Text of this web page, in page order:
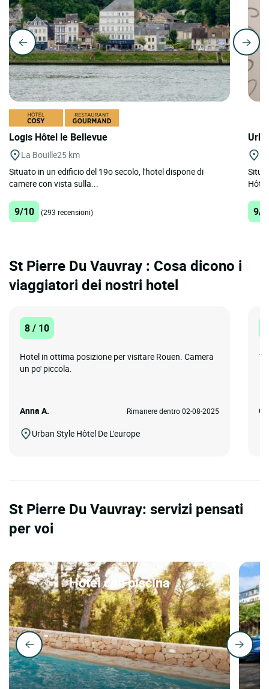
Logis Hôtel le Bellevue
La Bouille25 km
Situato in un edificio del 19o secolo, l'hotel dispone di
camere con vista sulla...
9/10 (293 recensioni) 9/
St Pierre Du Vauvray : Cosa dicono i
viaggiatori dei nostri hotel
8 / 10
Hotel in ottima posizione per visitare Rouen. Camera
un po' piccola.
Anna A. Rimanere dentro 02-08-2025
Urban Style Hôtel De L'europe
St Pierre Du Vauvray: servizi pensati
per voi
Hotel con piscina